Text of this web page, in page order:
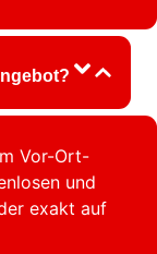
Vor-Ort-
und
exakt auf